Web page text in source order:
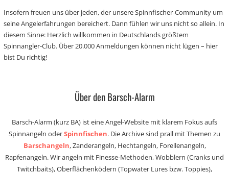
Insofern freuen uns über jeden, der unsere Spinnfischer-Community um
seine Angelerfahrungen bereichert. Dann fühlen wir uns nicht so allein. In
diesem Sinne: Herzlich willkommen in Deutschlands größtem
Spinnangler-Club. Über 20.000 Anmeldungen können nicht lügen – hier
bist Du richtig!
Über den Barsch-Alarm
Barsch-Alarm (kurz BA) ist eine Angel-Website mit klarem Fokus aufs
Spinnangeln oderSpinnfischen. Die Archive sind prall mit Themen zu
Barschangeln, Zanderangeln, Hechtangeln, Forellenangeln,
Rapfenangeln. Wir angeln mit Finesse-Methoden, Wobblern (Cranks und
Twitchbaits), Oberflächenködern (Topwater Lures bzw. Toppies),